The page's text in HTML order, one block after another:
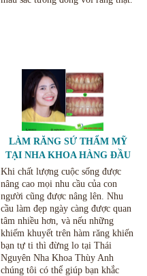
LÀM RĂNG SỨ THẨM MỸ
TẠI NHA KHOA HÀNG ĐẦU
TẠI THÁI NGUYÊN.
Khi chất lượng cuộc sống được
nâng cao mọi nhu cầu của con
người cũng được nâng lên. Nhu
cầu làm đẹp ngày càng được quan
tâm nhiều hơn, và nếu những
khiếm khuyết trên hàm răng khiến
bạn tự ti thì đừng lo tại Thái
Nguyên Nha Khoa Thùy Anh
chúng tôi có thể giúp bạn khắc